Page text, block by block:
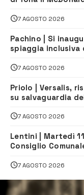
7 AGOSTO 2026
Pachino | Si
spiaggia inclusiva
tutti
7 AGOSTO 2026
Priolo | Versalis,
su salvaguardia
7 AGOSTO 2026
Lentini | Martedì
Consiglio
7 AGOSTO 2026